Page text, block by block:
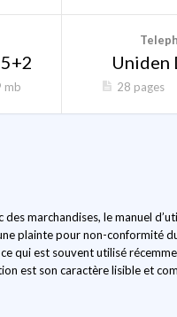
mb
Uniden
28 pages
marchandises, le manuel
plainte pour non-conformité
qui est souvent utilisé
est son caractère lisible et